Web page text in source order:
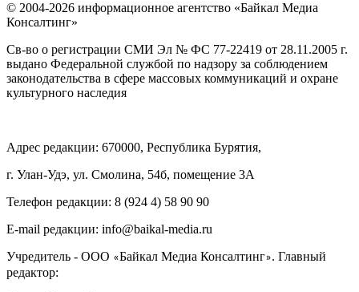
© 2004-2026 информационное агентство «Байкал Медиа
Консалтинг»
Св-во о регистрации СМИ Эл № ФС 77-22419 от 28.11.2005 г.
выдано Федеральной службой по надзору за соблюдением
законодательства в сфере массовых коммуникаций и охране
культурного наследия
Адрес редакции: 670000, Республика Бурятия,
г. Улан-Удэ, ул. Смолина, 54б, помещение 3А
Телефон редакции: ‎‎8 (924 4) 58 90 90
E-mail редакции: info@baikal-media.ru
Учредитель - ООО «Байкал Медиа Консалтинг». Главный
редактор: